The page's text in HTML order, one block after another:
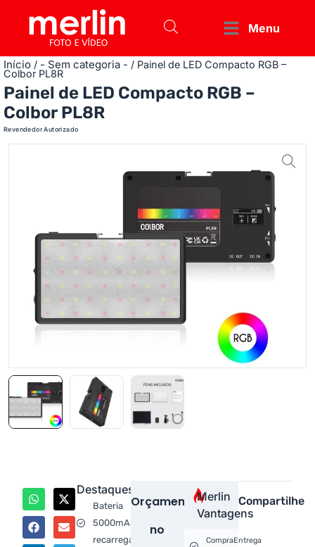
Menu
Início / - Sem categoria - / Painel de LED Compacto RGB –
Colbor PL8R
Painel de LED Compacto RGB –
Colbor PL8R
Revendedor Autorizado
Destaques
Bateria
5000mAh
recarregável
Orçamento
no
Compartilhe
Merlin
Vantagens
CompraEntrega